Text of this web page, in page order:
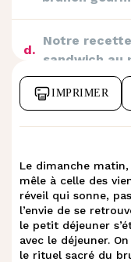
d.
Notre
sandwich au
Tartines &
g. Tartine
h.
Tartine
frais
IMPRIMER
Le dimanche
mêle à celle des
réveil qui sonne,
l’envie de se
le petit déjeuner
avec le déjeuner.
le rituel sacré du